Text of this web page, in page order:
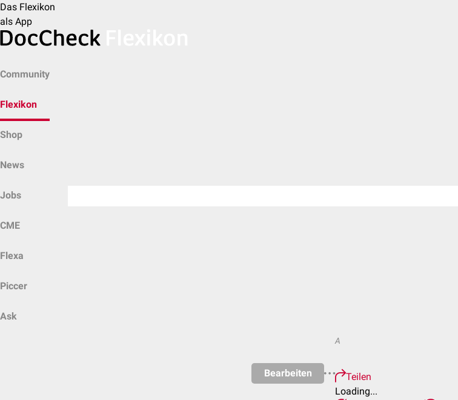
Das Flexikon
als App
Community
Flexikon
Shop
News
Jobs
CME
Flexa
Piccer
Ask
Bearbeiten
A
Teilen
Loading...